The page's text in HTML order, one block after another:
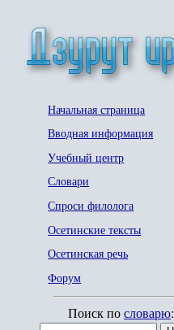
Начальная страница
Вводная информация
Учебный центр
Словари
Спроси филолога
Осетинские тексты
Осетинская речь
Форум
Поиск пословарю: